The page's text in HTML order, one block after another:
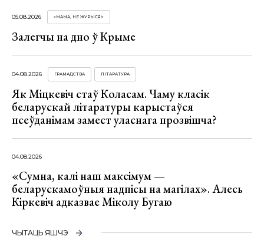
05.08.2026 «МАМА, НЕ ЖУРЫСЯ!»
Залегчы на дно ў Крыме
04.08.2026 ГРАМАДСТВА ЛІТАРАТУРА
Як Міцкевіч стаў Коласам. Чаму класік
беларускай літаратуры карыстаўся
псеўданімам замест уласнага прозвішча?
04.08.2026
«Сумна, калі наш максімум —
беларускамоўныя надпісы на магілах». Алесь
Кіркевіч адказвае Міколу Бугаю
ЧЫТАЦЬ ЯШЧЭ